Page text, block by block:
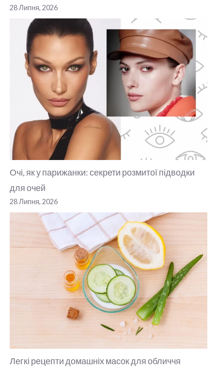
28 Липня, 2026
Очі, як у парижанки: секрети розмитої підводки
для очей
28 Липня, 2026
Легкі рецепти домашніх масок для обличчя